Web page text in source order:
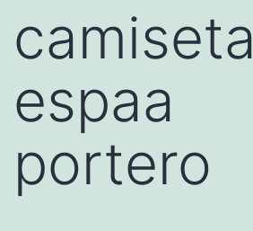
espaa
portero